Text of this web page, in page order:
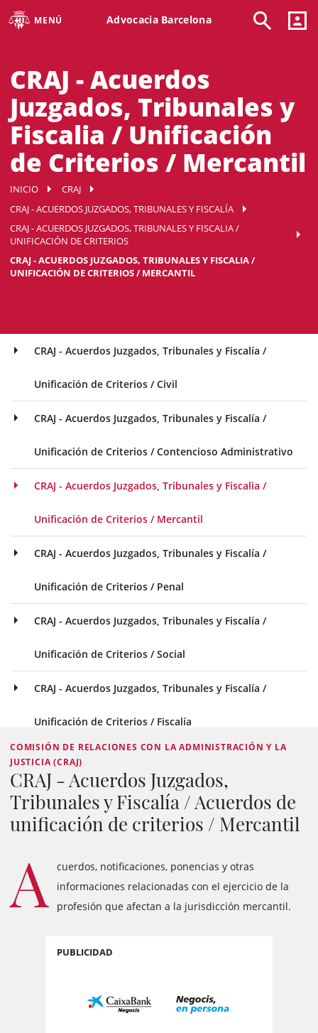
MENÚ Advocacia Barcelona
CRAJ - Acuerdos
Juzgados, Tribunales y
Fiscalia / Unificación
de Criterios / Mercantil
INICIO
CRAJ
CRAJ - ACUERDOS JUZGADOS, TRIBUNALES Y FISCALÍA
CRAJ - ACUERDOS JUZGADOS, TRIBUNALES Y FISCALIA /
UNIFICACIÓN DE CRITERIOS
CRAJ - ACUERDOS JUZGADOS, TRIBUNALES Y FISCALIA /
UNIFICACIÓN DE CRITERIOS / MERCANTIL
CRAJ - Acuerdos Juzgados, Tribunales y Fiscalía /
Unificación de Criterios / Civil
CRAJ - Acuerdos Juzgados, Tribunales y Fiscalía /
Unificación de Criterios / Contencioso Administrativo
CRAJ - Acuerdos Juzgados, Tribunales y Fiscalia /
Unificación de Criterios / Mercantil
CRAJ - Acuerdos Juzgados, Tribunales y Fiscalía /
Unificación de Criterios / Penal
CRAJ - Acuerdos Juzgados, Tribunales y Fiscalía /
Unificación de Criterios / Social
CRAJ - Acuerdos Juzgados, Tribunales y Fiscalía /
Unificación de Criterios / Fiscalía
COMISIÓN DE RELACIONES CON LA ADMINISTRACIÓN Y LA
JUSTICIA (CRAJ)
CRAJ - Acuerdos Juzgados,
Tribunales y Fiscalía / Acuerdos de
unificación de criterios / Mercantil
A
cuerdos, notificaciones, ponencias y otras
informaciones relacionadas con el ejercicio de la
profesión que afectan a la jurisdicción mercantil.
PUBLICIDAD